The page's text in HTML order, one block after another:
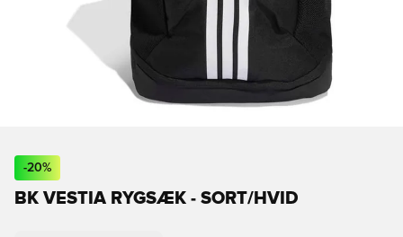
-20%
BK VESTIA RYGSÆK - SORT/HVID